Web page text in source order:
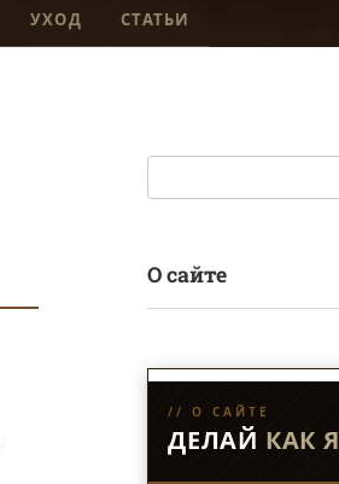
УХОД СТАТЬИ
О сайте
// О САЙТЕ
ДЕЛАЙ КАК Я